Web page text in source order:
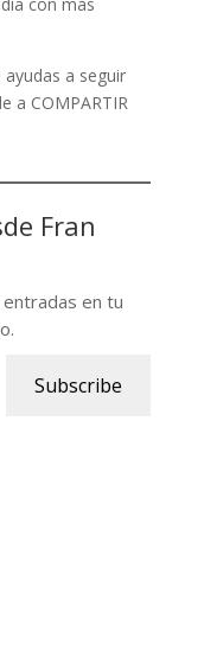
a seguir
a COMPARTIR
Fran
en tu
Subscribe